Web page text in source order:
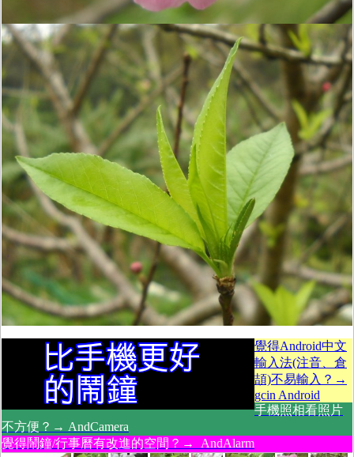
覺得Android中文
輸入法(注音、倉
頡)不易輸入？→
gcin Android
手機照相看照片
不方便？→ AndCamera
覺得鬧鐘/行事曆有改進的空間？→ AndAlarm